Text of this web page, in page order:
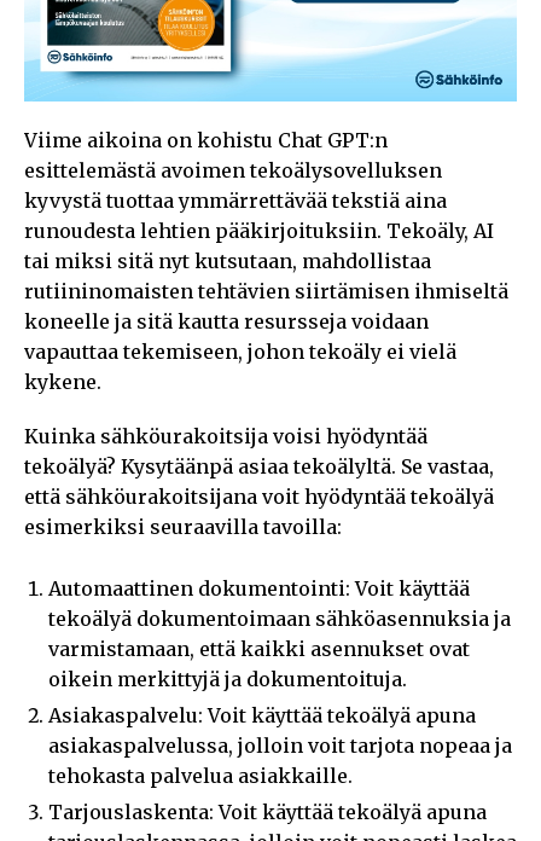
Viime aikoina on kohistu Chat GPT:n
esittelemästä avoimen tekoälysovelluksen
kyvystä tuottaa ymmärrettävää tekstiä aina
runoudesta lehtien pääkirjoituksiin. Tekoäly, AI
tai miksi sitä nyt kutsutaan, mahdollistaa
rutiininomaisten tehtävien siirtämisen ihmiseltä
koneelle ja sitä kautta resursseja voidaan
vapauttaa tekemiseen, johon tekoäly ei vielä
kykene.
Kuinka sähköurakoitsija voisi hyödyntää
tekoälyä? Kysytäänpä asiaa tekoälyltä. Se vastaa,
että sähköurakoitsijana voit hyödyntää tekoälyä
esimerkiksi seuraavilla tavoilla:
Automaattinen dokumentointi: Voit käyttää
tekoälyä dokumentoimaan sähköasennuksia ja
varmistamaan, että kaikki asennukset ovat
oikein merkittyjä ja dokumentoituja.
Asiakaspalvelu: Voit käyttää tekoälyä apuna
asiakaspalvelussa, jolloin voit tarjota nopeaa ja
tehokasta palvelua asiakkaille.
Tarjouslaskenta: Voit käyttää tekoälyä apuna